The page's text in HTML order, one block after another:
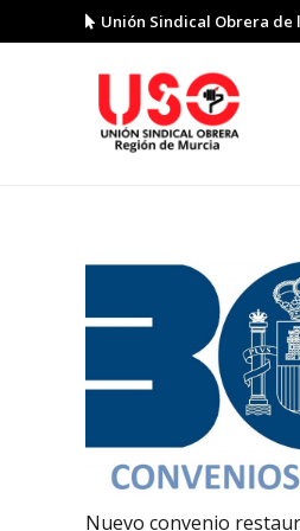
Unión Sindical Obrera de
Nuevo convenio